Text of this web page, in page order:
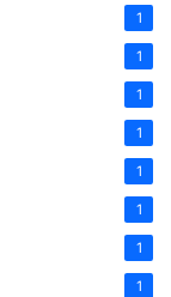
1
1
1
1
1
1
1
1